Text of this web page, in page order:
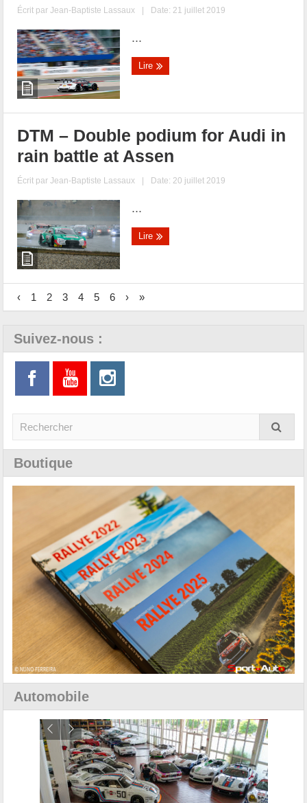
Écrit parJean-Baptiste Lassaux | Date: 21 juillet 2019
...
Lire
DTM – Double podium for Audi in
rain battle at Assen
Écrit parJean-Baptiste Lassaux | Date: 20 juillet 2019
...
Lire
‹ 1 2 3 4 5 6 › »
Suivez-nous :
Boutique
Automobile